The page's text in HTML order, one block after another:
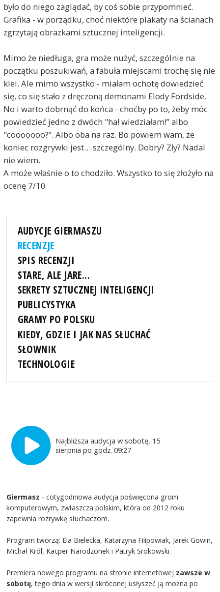
było do niego zaglądać, by coś sobie przypomnieć.
Grafika - w porządku, choć niektóre plakaty na ścianach
zgrzytają obrazkami sztucznej inteligencji.
Mimo że niedługa, gra może nużyć, szczególnie na
początku poszukiwań, a fabuła miejscami trochę się nie
klei. Ale mimo wszystko - miałam ochotę dowiedzieć
się, co się stało z dręczoną demonami Elody Fordside.
No i warto dobrnąć do końca - choćby po to, żeby móc
powiedzieć jedno z dwóch "ha! wiedziałam!” albo
"cooooooo?”. Albo oba na raz. Bo powiem wam, że
koniec rozgrywki jest… szczególny. Dobry? Zły? Nadal
nie wiem.
A może właśnie o to chodziło. Wszystko to się złożyło na
ocenę 7/10
AUDYCJE GIERMASZU
RECENZJE
SPIS RECENZJI
STARE, ALE JARE...
SEKRETY SZTUCZNEJ INTELIGENCJI
PUBLICYSTYKA
GRAMY PO POLSKU
KIEDY, GDZIE I JAK NAS SŁUCHAĆ
SŁOWNIK
TECHNOLOGIE
Najbliższa audycja w sobotę, 15
sierpnia po godz. 09:27
Giermasz - cotygodniowa audycja poświęcona grom
komputerowym, zwłaszcza polskim, która od 2012 roku
zapewnia rozrywkę słuchaczom.
Program tworzą: Ela Bielecka, Katarzyna Filipowiak, Jarek Gowin,
Michał Król, Kacper Narodzonek i Patryk Srokowski.
Premiera nowego programu na stronie internetowej zawsze w
sobotę, tego dnia w wersji skróconej usłyszeć ją można po